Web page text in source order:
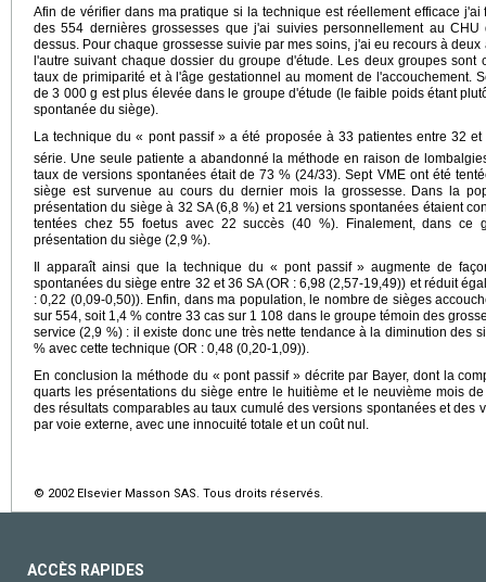
Afin de vérifier dans ma pratique si la technique est réellement efficace
des 554 dernières grossesses que j'ai suivies personnellement au
dessus. Pour chaque grossesse suivie par mes soins, j'ai eu recours à
l'autre suivant chaque dossier du groupe d'étude. Les deux groupes
taux de primiparité et à l'âge gestationnel au moment de l'accouchement.
de 3 000 g est plus élevée dans le groupe d'étude (le faible poids étant
spontanée du siège).
La technique du « pont passif » a été proposée à 33 patientes entre 32
série. Une seule patiente a abandonné la méthode en raison de
taux de versions spontanées était de 73 % (24/33). Sept VME ont été
siège est survenue au cours du dernier mois la grossesse. Dans la
présentation du siège à 32 SA (6,8 %) et 21 versions spontanées étaient
tentées chez 55 foetus avec 22 succès (40 %). Finalement, dans ce
présentation du siège (2,9 %).
Il apparaît ainsi que la technique du « pont passif » augmente de
spontanées du siège entre 32 et 36 SA (OR : 6,98 (2,57-19,49)) et réduit
: 0,22 (0,09-0,50)). Enfin, dans ma population, le nombre de sièges
sur 554, soit 1,4 % contre 33 cas sur 1 108 dans le groupe témoin des
service (2,9 %) : il existe donc une très nette tendance à la diminution des
% avec cette technique (OR : 0,48 (0,20-1,09)).
En conclusion la méthode du « pont passif » décrite par Bayer, dont la
quarts les présentations du siège entre le huitième et le neuvième mois
des résultats comparables au taux cumulé des versions spontanées et des
par voie externe, avec une innocuité totale et un coût nul.
© 2002 Elsevier Masson SAS. Tous droits réservés.
ACCÈS RAPIDES